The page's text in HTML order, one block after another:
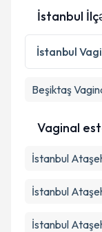
Şəxsi
İstanbul
İstanbul
Beşiktaş
Vaginal
İstanbul
İstanbul
İstanbul